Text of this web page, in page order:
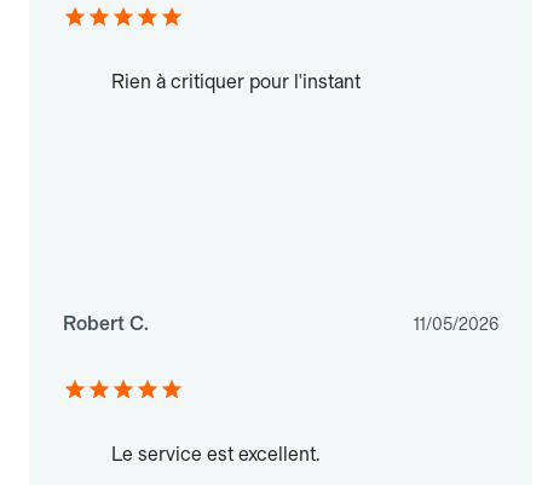
Rien à critiquer pour l'instant
Robert C. 11/05/2026
Le service est excellent.